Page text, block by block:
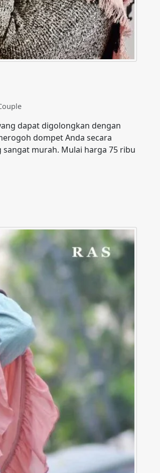
dapat digolongkan dengan
dompet Anda secara
murah. Mulai harga 75 ribu